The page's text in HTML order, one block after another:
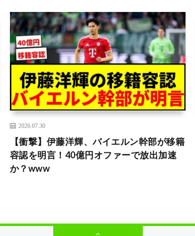
2026.07.30
【衝撃】伊藤洋輝、バイエルン幹部が移籍
容認を明言！40億円オファーで放出加速
か？www